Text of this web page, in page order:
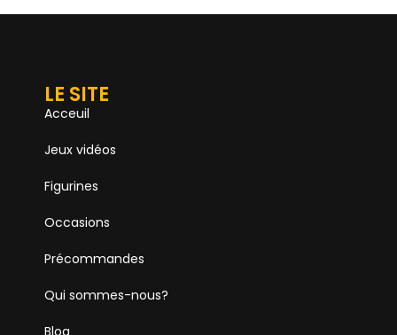
LE SITE
Acceuil
Jeux vidéos
Figurines
Occasions
Précommandes
Qui sommes-nous?
Blog